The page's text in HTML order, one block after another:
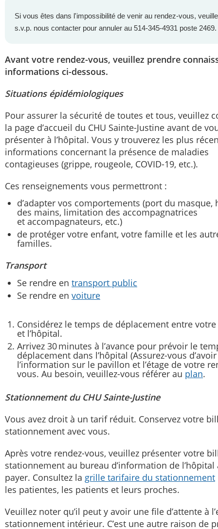
Si vous êtes dans l'impossibilité de venir au rendez-vous,
s.v.p. nous contacter pour annuler au 514-345-4931 poste 2469.
Avant votre rendez-vous, veuillez prendre
informations ci-dessous.
Situations épidémiologiques
Pour assurer la sécurité de toutes et tous, veuillez
la page d’accueil du CHU Sainte-Justine avant de
présenter à l’hôpital. Vous y trouverez les plus
informations concernant la présence de maladies
contagieuses (grippe, rougeole, COVID-19, etc.).
Ces renseignements vous permettront :
d’adapter vos comportements (port du masque,
des mains, limitation des accompagnatrices
et accompagnateurs, etc.)
de protéger votre enfant, votre famille et les
familles.
Transport
Se rendre en transport public
Se rendre en voiture
Considérez le temps de déplacement entre
et l’hôpital.
Arrivez 30 minutes à l’avance pour prévoir le
déplacement dans l’hôpital (Assurez-vous d’avoir
l’information sur le pavillon et l’étage de votre
vous. Au besoin, veuillez-vous référer au plan.
Stationnement du CHU Sainte-Justine
Vous avez droit à un tarif réduit. Conservez votre
stationnement avec vous.
Après votre rendez-vous, veuillez présenter votre
stationnement au bureau d’information de l’hôpital
payer. Consultez la grille tarifaire du stationnement
les patientes, les patients et leurs proches.
Veuillez noter qu’il peut y avoir une file d’attente à
stationnement intérieur. C’est une autre raison de